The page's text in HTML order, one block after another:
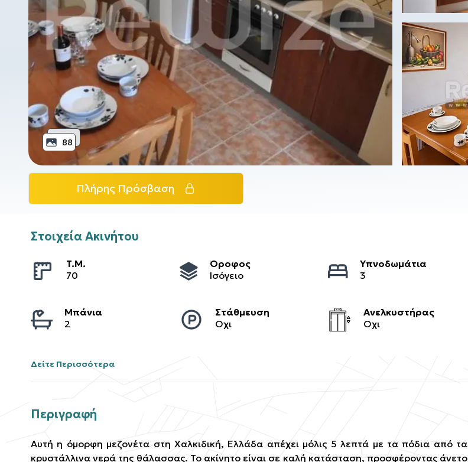
88
Πλήρης Πρόσβαση
Στοιχεία Ακινήτου
T.M.
70
Όροφος
Ισόγειο
Υπνοδωμάτια
3
Μπάνια
2
Στάθμευση
Οχι
Ανελκυστήρας
Οχι
Δείτε Περισσότερα
Περιγραφή
Αυτή η όμορφη μεζονέτα στη Χαλκιδική, Ελλάδα απέχει μόλις 5 λεπτά με τα πόδια από τα
κρυστάλλινα νερά της θάλασσας. Το ακίνητο είναι σε καλή κατάσταση, προσφέροντας άνετο